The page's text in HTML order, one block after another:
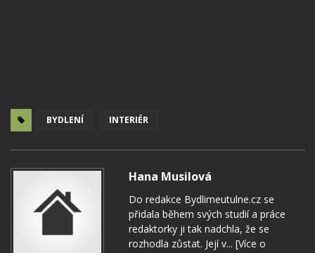
BYDLENÍ INTERIÉR
Hana Musilová
Do redakce Bydlimeutulne.cz se
přidala během svých studií a práce
redaktorky ji tak nadchla, že se
rozhodla zůstat. Její v... [Více o